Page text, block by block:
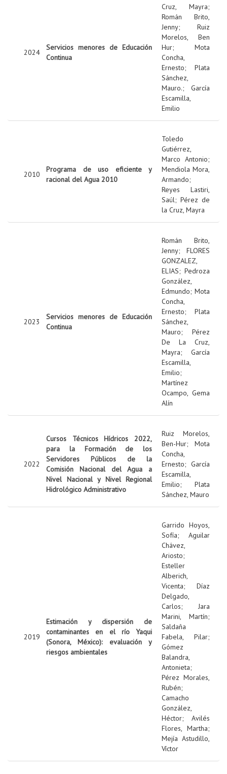
2024
Servicios menores de Educación
Continua
Cruz, Mayra;
Román Brito,
Jenny; Ruiz
Morelos, Ben
Hur; Mota
Concha,
Ernesto; Plata
Sánchez,
Mauro.; García
Escamilla,
Emilio
2010
Programa de uso eficiente y
racional del Agua 2010
Toledo
Gutiérrez,
Marco Antonio;
Mendiola Mora,
Armando;
Reyes Lastiri,
Saúl; Pérez de
la Cruz, Mayra
2023
Servicios menores de Educación
Continua
Román Brito,
Jenny; FLORES
GONZALEZ,
ELIAS; Pedroza
González,
Edmundo; Mota
Concha,
Ernesto; Plata
Sánchez,
Mauro; Pérez
De La Cruz,
Mayra; García
Escamilla,
Emilio;
Martínez
Ocampo, Gema
Alín
2022
Cursos Técnicos Hídricos 2022,
para la Formación de los
Servidores Públicos de la
Comisión Nacional del Agua a
Nivel Nacional y Nivel Regional
Hidrológico Administrativo
Ruiz Morelos,
Ben-Hur; Mota
Concha,
Ernesto; García
Escamilla,
Emilio; Plata
Sánchez, Mauro
2019
Estimación y dispersión de
contaminantes en el río Yaqui
(Sonora, México): evaluación y
riesgos ambientales
Garrido Hoyos,
Sofía; Aguilar
Chávez,
Ariosto;
Esteller
Alberich,
Vicenta; Díaz
Delgado,
Carlos; Jara
Marini, Martín;
Saldaña
Fabela, Pilar;
Gómez
Balandra,
Antonieta;
Pérez Morales,
Rubén;
Camacho
González,
Héctor; Avilés
Flores, Martha;
Mejía Astudillo,
Víctor